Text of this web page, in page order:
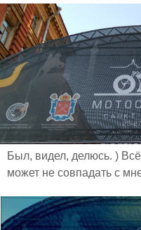
Был, видел, делюсь. )
может не совпадать с